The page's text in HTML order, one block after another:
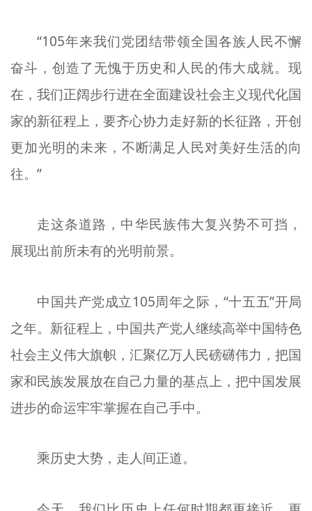
“105年来我们党团结带领全国各族人民不懈
奋斗，创造了无愧于历史和人民的伟大成就。现
在，我们正阔步行进在全面建设社会主义现代化国
家的新征程上，要齐心协力走好新的长征路，开创
更加光明的未来，不断满足人民对美好生活的向
往。”
走这条道路，中华民族伟大复兴势不可挡，
展现出前所未有的光明前景。
中国共产党成立105周年之际，“十五五”开局
之年。新征程上，中国共产党人继续高举中国特色
社会主义伟大旗帜，汇聚亿万人民磅礴伟力，把国
家和民族发展放在自己力量的基点上，把中国发展
进步的命运牢牢掌握在自己手中。
乘历史大势，走人间正道。